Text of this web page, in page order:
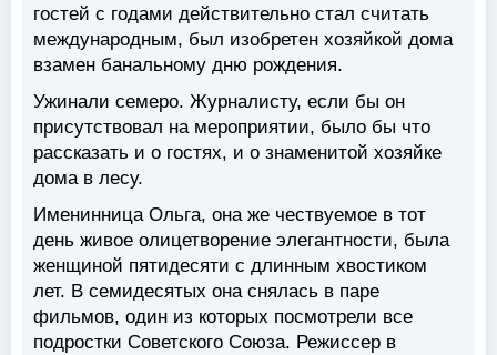
гостей с годами действительно стал считать
международным, был изобретен хозяйкой дома
взамен банальному дню рождения.
Ужинали семеро. Журналисту, если бы он
присутствовал на мероприятии, было бы что
рассказать и о гостях, и о знаменитой хозяйке
дома в лесу.
Именинница Ольга, она же чествуемое в тот
день живое олицетворение элегантности, была
женщиной пятидесяти с длинным хвостиком
лет. В семидесятых она снялась в паре
фильмов, один из которых посмотрели все
подростки Советского Союза. Режиссер в